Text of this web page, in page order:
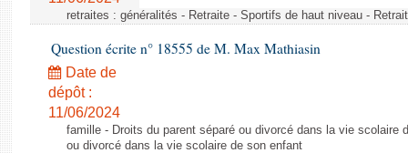
Budget et sécurité sociale
Questions écrites et orales
Comptes rendus des débats
retraites : généralités - Retraite - Sportifs de haut niveau -
Question écrite n° 18555 de M. Max Mathiasin
Date de
dépôt :
11/06/2024
famille - Droits du parent séparé ou divorcé dans la vie scolaire
ou divorcé dans la vie scolaire de son enfant